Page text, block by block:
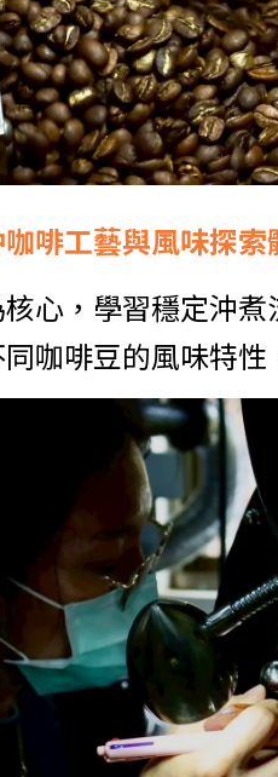
啡工藝與風味探索
心，學習穩定沖
咖啡豆的風味特